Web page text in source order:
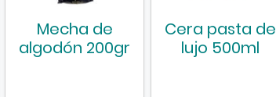
Mecha de
algodón 200gr
Cera pasta de
lujo 500ml